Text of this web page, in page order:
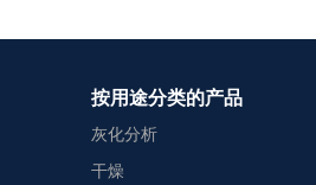
按用途分类的产品
灰化分析
干燥